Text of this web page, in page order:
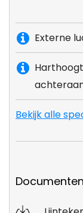
Externe
Bekijk alle